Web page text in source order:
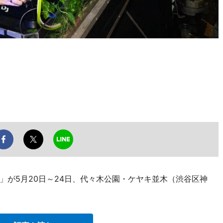
が5月20日～24日、代々木公園・ケヤキ並木（渋谷区神